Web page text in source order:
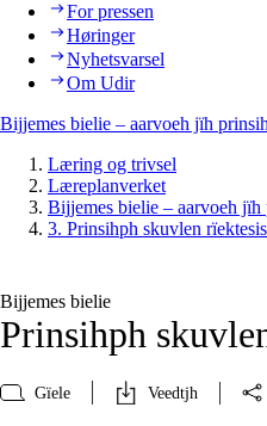
For pressen
Høringer
Nyhetsvarsel
Om Udir
Bijjemes bielie – aarvoeh jïh
Læring og trivsel
Læreplanverket
Bijjemes bielie – aarvoeh jïh
3. Prinsihph skuvlen
Bijjemes bielie
Prinsihph
Gïele Veedtjh